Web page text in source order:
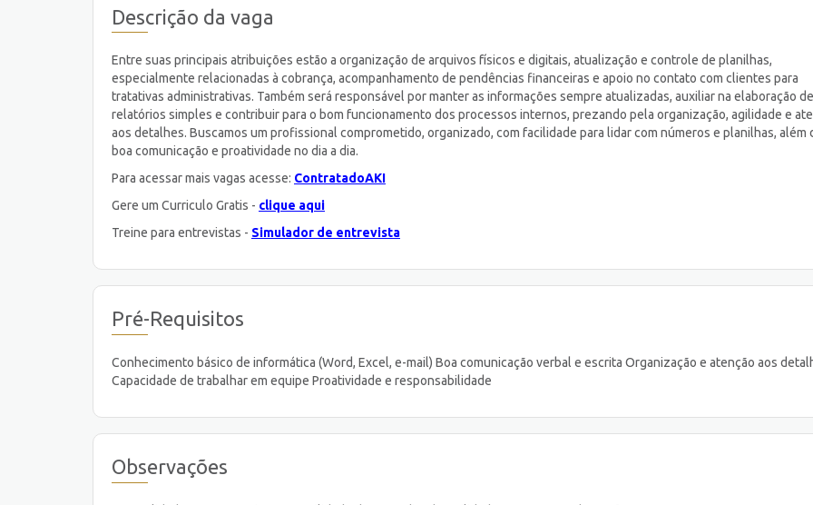
Descrição da vaga
Entre suas principais atribuições estão a organização de arquivos físicos e digitais, atualização e controle de planilhas,
especialmente relacionadas à cobrança, acompanhamento de pendências financeiras e apoio no contato com clientes para
tratativas administrativas. Também será responsável por manter as informações sempre atualizadas, auxiliar na elaboração de
relatórios simples e contribuir para o bom funcionamento dos processos internos, prezando pela organização, agilidade e
aos detalhes. Buscamos um profissional comprometido, organizado, com facilidade para lidar com números e planilhas, além
boa comunicação e proatividade no dia a dia.
Para acessar mais vagas acesse: ContratadoAKI
Gere um Curriculo Gratis - clique aqui
Treine para entrevistas - Simulador de entrevista
Pré-Requisitos
Conhecimento básico de informática (Word, Excel, e-mail) Boa comunicação verbal e escrita Organização e atenção aos
Capacidade de trabalhar em equipe Proatividade e responsabilidade
Observações